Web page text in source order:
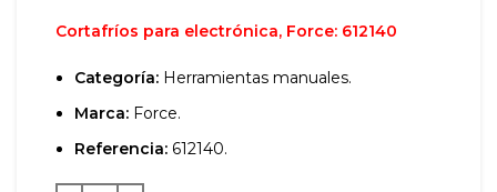
Cortafríos para electrónica, Force: 612140
Categoría: Herramientas manuales.
Marca: Force.
Referencia: 612140.